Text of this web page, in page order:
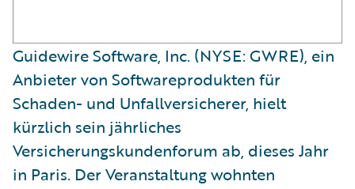
Guidewire Software, Inc. (NYSE: GWRE), ein
Anbieter von Softwareprodukten für
Schaden- und Unfallversicherer, hielt
kürzlich sein jährliches
Versicherungskundenforum ab, dieses Jahr
in Paris. Der Veranstaltung wohnten